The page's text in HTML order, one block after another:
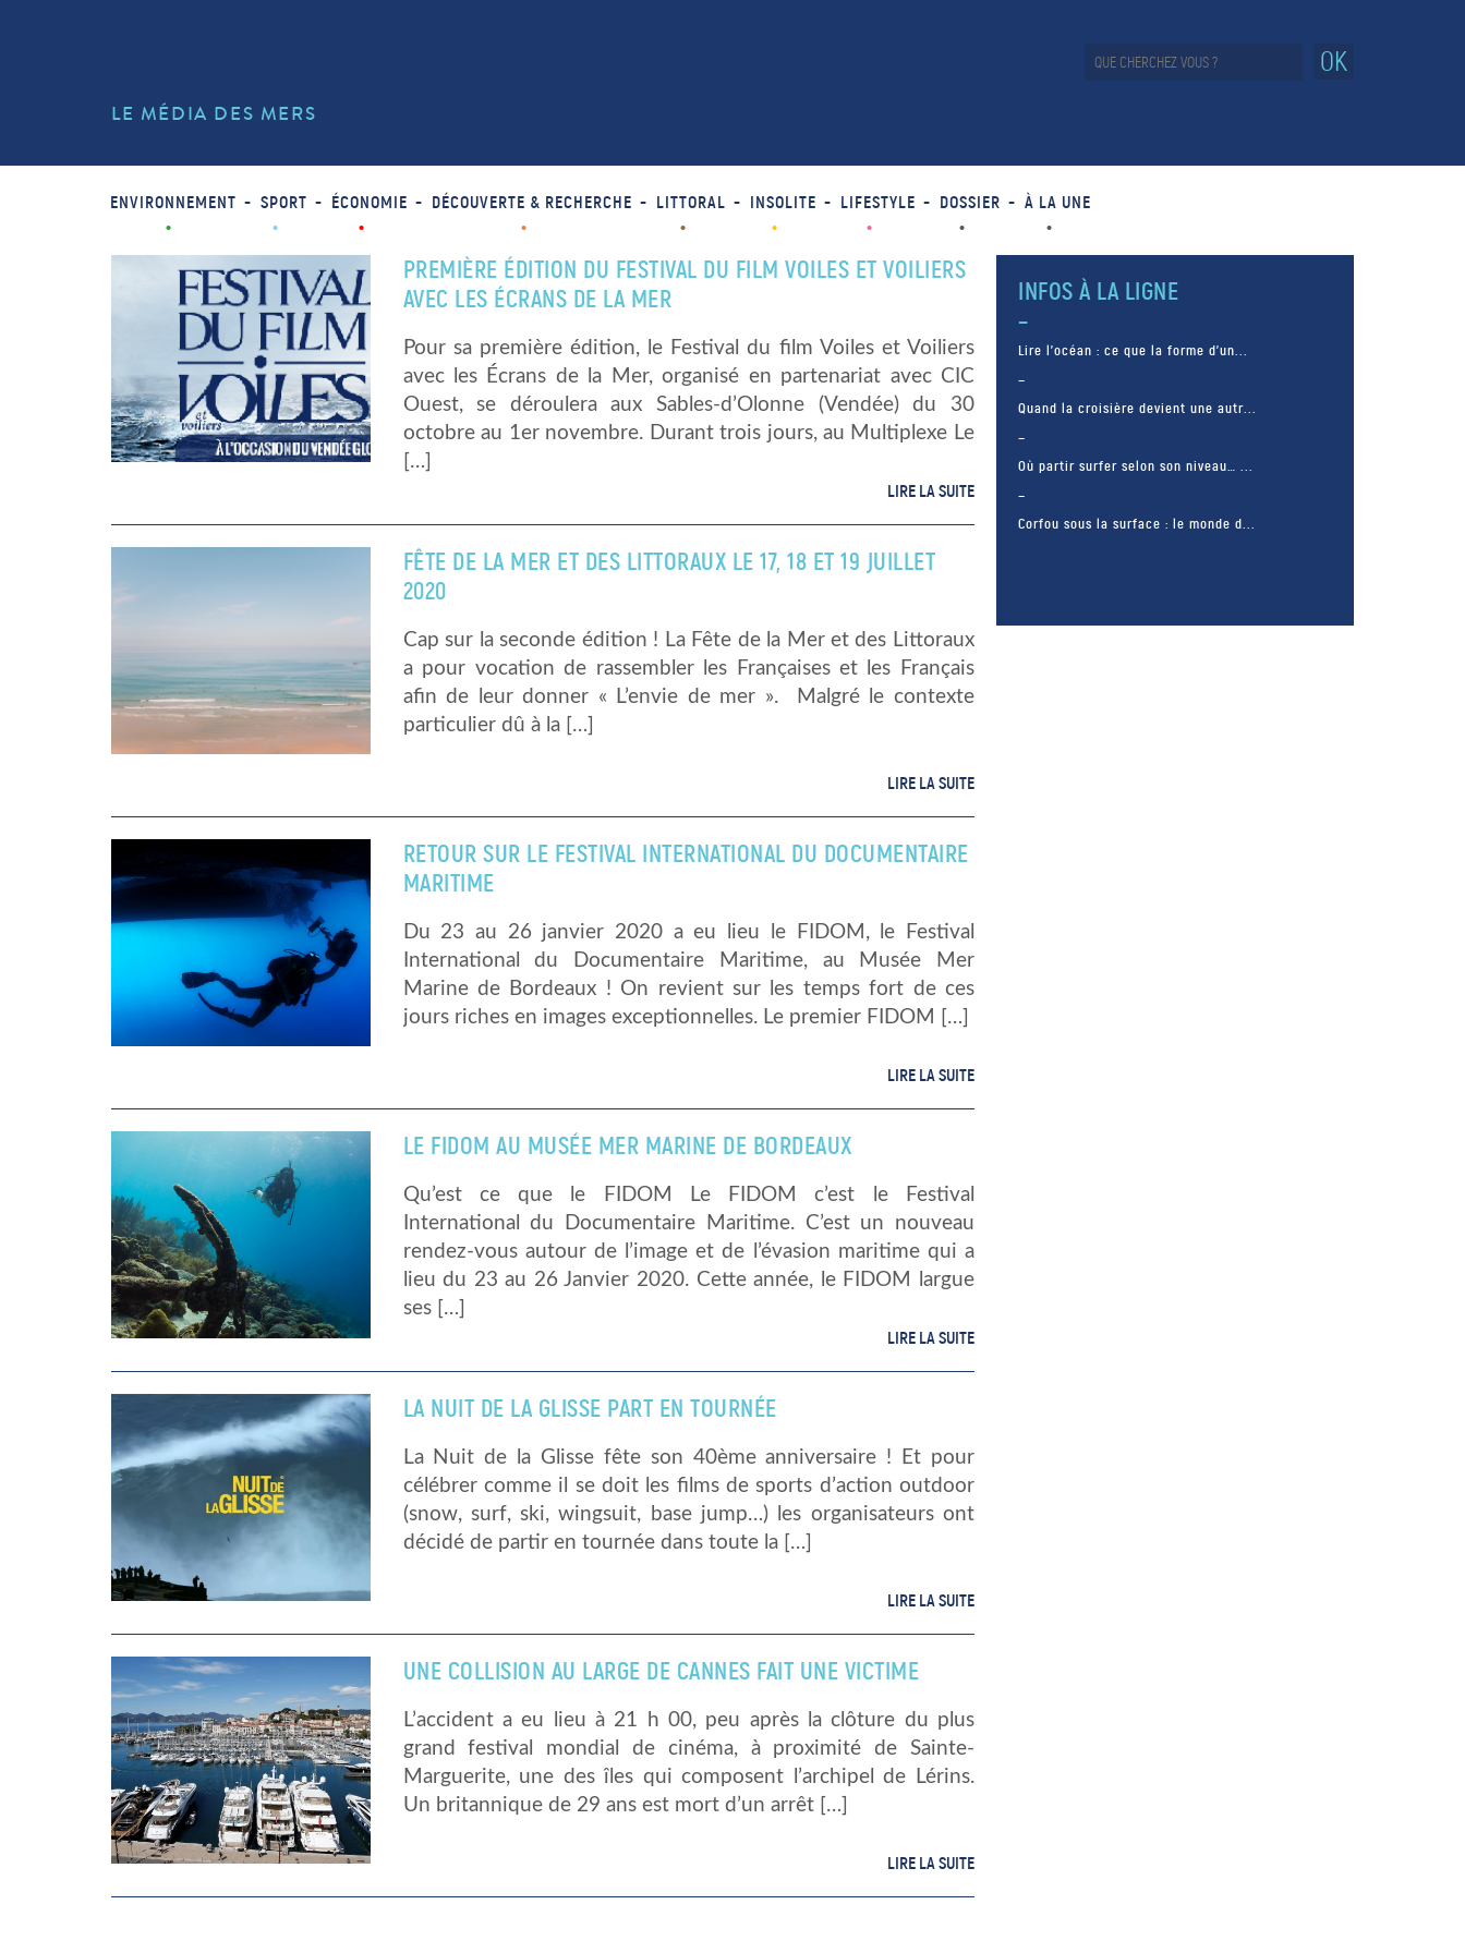
LE MÉDIA DES MERS
OK
ENVIRONNEMENT SPORT ÉCONOMIE DÉCOUVERTE & RECHERCHE LITTORAL INSOLITE LIFESTYLE DOSSIER À LA UNE
PREMIÈRE ÉDITION DU FESTIVAL DU FILM VOILES ET VOILIERS
AVEC LES ÉCRANS DE LA MER
Pour sa première édition, le Festival du film Voiles et Voiliers
avec les Écrans de la Mer, organisé en partenariat avec CIC
Ouest, se déroulera aux Sables-d’Olonne (Vendée) du 30
octobre au 1er novembre. Durant trois jours, au Multiplexe Le
[…]
LIRE LA SUITE
FÊTE DE LA MER ET DES LITTORAUX LE 17, 18 ET 19 JUILLET
2020
Cap sur la seconde édition ! La Fête de la Mer et des Littoraux
a pour vocation de rassembler les Françaises et les Français
afin de leur donner « L’envie de mer ». Malgré le contexte
particulier dû à la […]
LIRE LA SUITE
RETOUR SUR LE FESTIVAL INTERNATIONAL DU DOCUMENTAIRE
MARITIME
Du 23 au 26 janvier 2020 a eu lieu le FIDOM, le Festival
International du Documentaire Maritime, au Musée Mer
Marine de Bordeaux ! On revient sur les temps fort de ces
jours riches en images exceptionnelles. Le premier FIDOM […]
LIRE LA SUITE
LE FIDOM AU MUSÉE MER MARINE DE BORDEAUX
Qu’est ce que le FIDOM Le FIDOM c’est le Festival
International du Documentaire Maritime. C’est un nouveau
rendez-vous autour de l’image et de l’évasion maritime qui a
lieu du 23 au 26 Janvier 2020. Cette année, le FIDOM largue
ses […]
LIRE LA SUITE
LA NUIT DE LA GLISSE PART EN TOURNÉE
La Nuit de la Glisse fête son 40ème anniversaire ! Et pour
célébrer comme il se doit les films de sports d’action outdoor
(snow, surf, ski, wingsuit, base jump…) les organisateurs ont
décidé de partir en tournée dans toute la […]
LIRE LA SUITE
UNE COLLISION AU LARGE DE CANNES FAIT UNE VICTIME
L’accident a eu lieu à 21 h 00, peu après la clôture du plus
grand festival mondial de cinéma, à proximité de Sainte-
Marguerite, une des îles qui composent l’archipel de Lérins.
Un britannique de 29 ans est mort d’un arrêt […]
LIRE LA SUITE
INFOS À LA LIGNE
Lire l’océan : ce que la forme d’un...
Quand la croisière devient une autr...
Où partir surfer selon son niveau… ...
Corfou sous la surface : le monde d...